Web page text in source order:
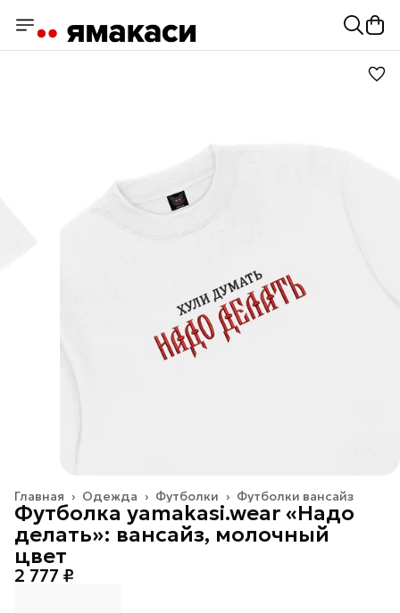
Футболки вансайз
Футболки ›
Одежда ›
Главная ›
Футболка yamakasi.wear «Надо
делать»: вансайз, молочный
цвет
2 777 ₽